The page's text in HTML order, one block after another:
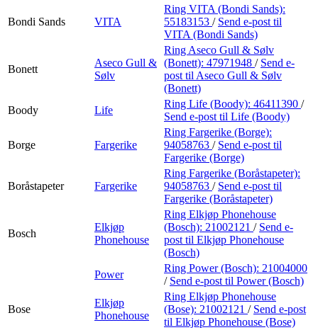
Bondi Sands VITA
Ring VITA (Bondi Sands):
55183153 / Send e-post til
VITA (Bondi Sands)
Bonett
Aseco Gull &
Sølv
Ring Aseco Gull & Sølv
(Bonett): 47971948 / Send e-
post til Aseco Gull & Sølv
(Bonett)
Boody
Life
Ring Life (Boody): 46411390 /
Send e-post til Life (Boody)
Borge Fargerike
Ring Fargerike (Borge):
94058763 / Send e-post til
Fargerike (Borge)
Boråstapeter Fargerike
Ring Fargerike (Boråstapeter):
94058763 / Send e-post til
Fargerike (Boråstapeter)
Bosch
Elkjøp
Phonehouse
Ring Elkjøp Phonehouse
(Bosch): 21002121 / Send e-
post til Elkjøp Phonehouse
(Bosch)
Power
Ring Power (Bosch): 21004000
/ Send e-post til Power (Bosch)
Bose
Elkjøp
Phonehouse
Ring Elkjøp Phonehouse
(Bose): 21002121 / Send e-post
til Elkjøp Phonehouse (Bose)